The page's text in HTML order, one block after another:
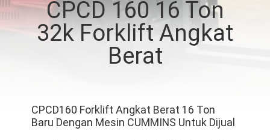
KUALITAS
SITEMAP
POLICY
CPCD 160 16 Ton
32k Forklift Angkat
Berat
CPCD160 Forklift Angkat Berat 16 Ton
Baru Dengan Mesin CUMMINS Untuk Dijual